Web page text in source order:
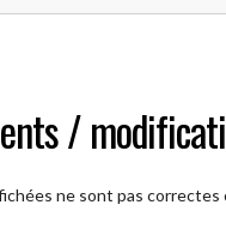
/
ne sont pas